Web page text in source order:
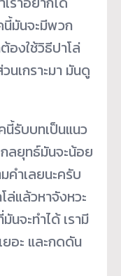
นี้มันจะมีพวก
งใช้วิธีปาโล่
นเกราะมา มันดู
นี้รับบทเป็นแนว
ลยุทธ์มันจะน้อย
คำเลยนะครับ
ล่แล้วหาจังหวะ
นจะทำได้ เรามี
อะ และกดดัน